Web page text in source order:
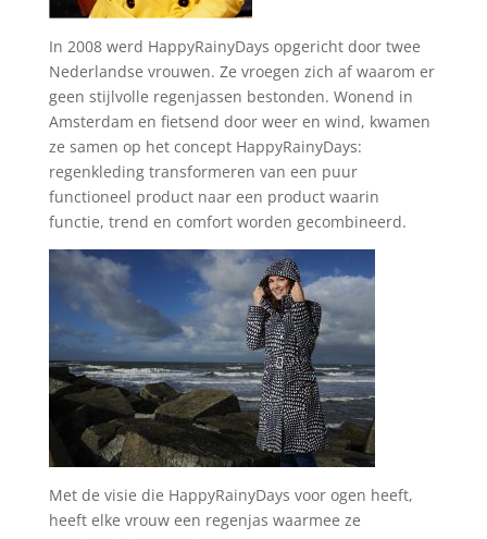
In 2008 werd HappyRainyDays opgericht door twee
Nederlandse vrouwen. Ze vroegen zich af waarom er
geen stijlvolle regenjassen bestonden. Wonend in
Amsterdam en fietsend door weer en wind, kwamen
ze samen op het concept HappyRainyDays:
regenkleding transformeren van een puur
functioneel product naar een ​​product waarin
functie, trend en comfort worden gecombineerd.
Met de visie die HappyRainyDays voor ogen heeft,
heeft elke vrouw een regenjas waarmee ze